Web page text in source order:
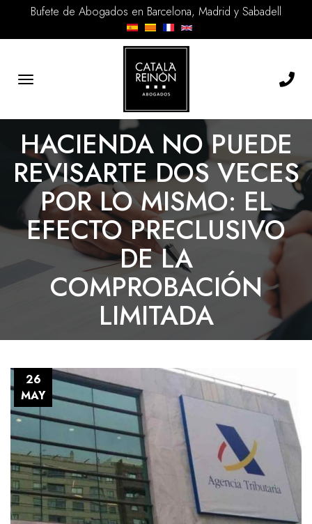
Bufete de Abogados en Barcelona, Madrid y Sabadell
Toggle
HACIENDA NO PUEDE
REVISARTE DOS VECES
POR LO MISMO: EL
EFECTO PRECLUSIVO
DE LA
COMPROBACIÓN
LIMITADA
26
MAY